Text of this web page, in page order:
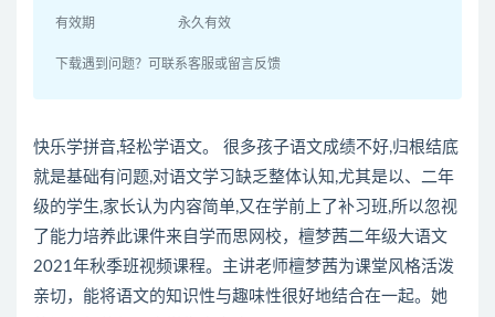
有效期 永久有效
下载遇到问题？可联系客服或留言反馈
快乐学拼音,轻松学语文。 很多孩子语文成绩不好,归根结底
就是基础有问题,对语文学习缺乏整体认知,尤其是以、二年
级的学生,家长认为内容简单,又在学前上了补习班,所以忽视
了能力培养此课件来自学而思网校，檀梦茜二年级大语文
2021年秋季班视频课程。主讲老师檀梦茜为课堂风格活泼
亲切，能将语文的知识性与趣味性很好地结合在一起。她